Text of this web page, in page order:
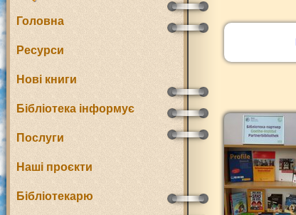
Головна
Ресурси
Нові книги
Бібліотека інформує
Послуги
Наші проєкти
Бібліотекарю